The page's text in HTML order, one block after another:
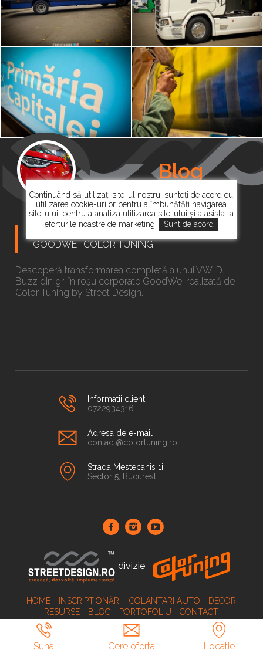
Suna Cere oferta Locatie
Blog
COLANTARE COMPLETĂ VW ID. BUZZ PENTRU
GOODWE | COLOR TUNING
Descoperă transformarea completă a unui VW ID.
Buzz din gri în roșu corporate GoodWe, realizată de
Color Tuning by Street Design.
Informatii clienti
0722934316
Adresa de e-mail
contact@colortuning.ro
Strada Mestecanis 1i
Sector 5, Bucuresti
divizie
HOME INSCRIPTIONĂRI COLANTARI AUTO
DECOR
RESURSE
BLOG PORTOFOLIU CONTACT
© Copyright 2026 Street Design Web designbyRoyalty
Continuând să utilizați site-ul nostru, sunteți de acord cu
utilizarea cookie-urilor pentru a îmbunătăți navigarea
site-ului, pentru a analiza utilizarea site-ului și a asista la
eforturile noastre de marketing.
Sunt de acord